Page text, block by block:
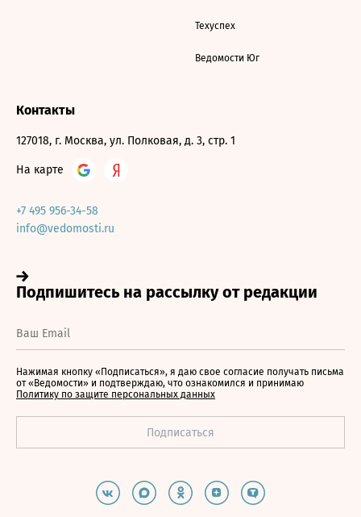
Техуспех
Ведомости Юг
Контакты
127018, г. Москва, ул. Полковая, д. 3, стр. 1
На карте
+7 495 956-34-58
info@vedomosti.ru
Нажимая кнопку «Подписаться», я даю свое согласие получать письма
от «Ведомости» и подтверждаю, что ознакомился и принимаю
Политику по защите персональных данных